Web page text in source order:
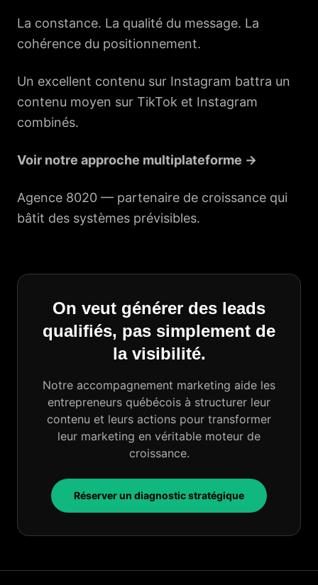
La constance. La qualité du message. La
cohérence du positionnement.
Un excellent contenu sur Instagram battra un
contenu moyen sur TikTok et Instagram
combinés.
Voir notre approche multiplateforme →
Agence 8020 — partenaire de croissance qui
bâtit des systèmes prévisibles.
On veut générer des leads
qualifiés, pas simplement de
la visibilité.
Notre accompagnement marketing aide les
entrepreneurs québécois à structurer leur
contenu et leurs actions pour transformer
leur marketing en véritable moteur de
croissance.
Réserver un diagnostic stratégique